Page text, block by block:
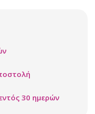
30 ημερών